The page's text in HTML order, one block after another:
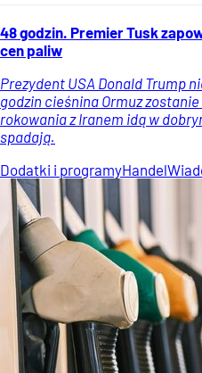
48 godzin. Premier Tusk
cen paliw
Prezydent USA Donald Trump
godzin cieśnina Ormuz
rokowania z Iranem idą w
spadają.
Dodatki i programyHandel